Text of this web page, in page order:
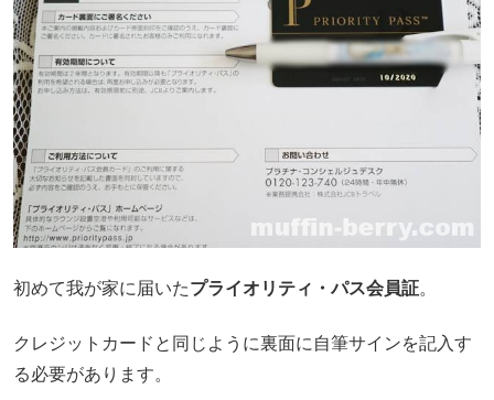
初めて我が家に届いたプライオリティ・パス会員証。
クレジットカードと同じように裏面に自筆サインを記入す
る必要があります。